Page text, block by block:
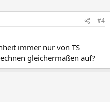
#4
immer nur von TS
gleichermaßen auf?